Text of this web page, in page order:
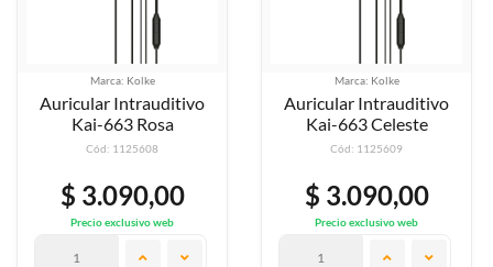
Marca: Kolke
Auricular Intrauditivo
Kai-663 Rosa
Cód: 1125608
$ 3.090,00
Precio exclusivo web
Marca: Kolke
Auricular Intrauditivo
Kai-663 Celeste
Cód: 1125609
$ 3.090,00
Precio exclusivo web